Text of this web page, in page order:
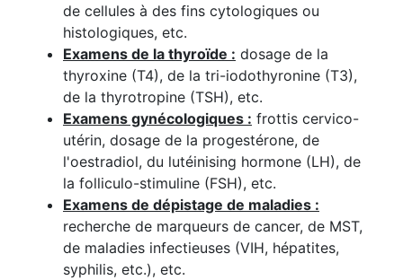
de cellules à des fins cytologiques ou
histologiques, etc.
Examens de la thyroïde : dosage de la
thyroxine (T4), de la tri-iodothyronine (T3),
de la thyrotropine (TSH), etc.
Examens gynécologiques : frottis cervico-
utérin, dosage de la progestérone, de
l'oestradiol, du lutéinising hormone (LH), de
la folliculo-stimuline (FSH), etc.
Examens de dépistage de maladies :
recherche de marqueurs de cancer, de MST,
de maladies infectieuses (VIH, hépatites,
syphilis, etc.), etc.